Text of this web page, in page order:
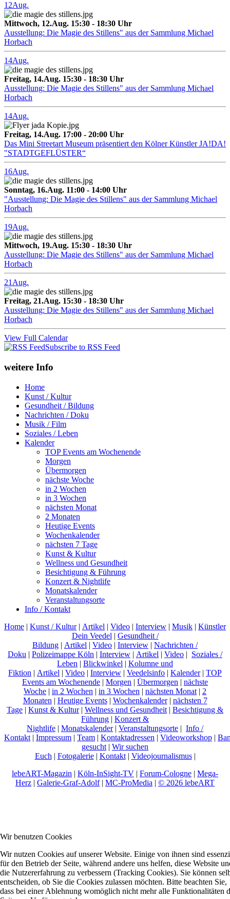
12Aug.
Mittwoch, 12.Aug. 15:30 - 18:30 Uhr
Ausstellung: Die Magie des Stillens" aus der Sammlung Michael
Horbach
14Aug.
Freitag, 14.Aug. 15:30 - 18:30 Uhr
Ausstellung: Die Magie des Stillens" aus der Sammlung Michael
Horbach
14Aug.
Freitag, 14.Aug. 17:00 - 20:00 Uhr
Das Mini Streetart Museum präsentiert den Kölner Künstler JA!DA!
"STADTGEFLÜSTER“
16Aug.
Sonntag, 16.Aug. 11:00 - 14:00 Uhr
"Ausstellung: Die Magie des Stillens" aus der Sammlung Michael
Horbach
19Aug.
Mittwoch, 19.Aug. 15:30 - 18:30 Uhr
Ausstellung: Die Magie des Stillens" aus der Sammlung Michael
Horbach
21 Aug.
Freitag, 21.Aug. 15:30 - 18:30 Uhr
Ausstellung: Die Magie des Stillens" aus der Sammlung Michael
Horbach
View Full Calendar
Subscribe to RSS Feed
weitere Info
Home
Kunst / Kultur
Gesundheit / Bildung
Nachrichten / Doku
Musik / Film
Soziales / Leben
Kalender
TOP Events am Wochenende
Morgen
Übermorgen
nächste Woche
in 2 Wochen
in 3 Wochen
nächsten Monat
2 Monaten
Heutige Events
Wochenkalender
nächsten 7 Tage
Kunst & Kultur
Wellness und Gesundheit
Besichtigung & Führung
Konzert & Nightlife
Monatskalender
Veranstaltungsorte
Info / Kontakt
Home | Kunst / Kultur| Artikel | Video | Interview | Musik | Künstler
Dein Veedel | Gesundheit /
Bildung | Artikel | Video | Interview | Nachrichten /
Doku | Polizeimappe Köln | Interview | Artikel | Video | Soziales /
Leben | Blickwinkel | Kolumne und
Fiktion | Artikel | Video | Interview | Veedelsinfo | Kalender| TOP
Events am Wochenende | Morgen | Übermorgen | nächste
Woche | in 2 Wochen | in 3 Wochen | nächsten Monat | 2
Monaten | Heutige Events| Wochenkalender| nächsten 7
Tage | Kunst & Kultur| Wellness und Gesundheit | Besichtigung &
Führung | Konzert &
Nightlife | Monatskalender| Veranstaltungsorte | Info /
Kontakt | Impressum | Team | Kontaktadressen | Videoworkshop |
gesucht | Wir suchen
Euch | Fotogalerie| Kontakt| Videojournalismus|
lebeART-Magazin | Köln-InSight-TV | Forum-Cologne | Mega-
Herz | Galerie-Graf-Adolf| MC-ProMedia | © 2026 lebeART
Wir benutzen Cookies
Wir nutzen Cookies auf unserer Website. Einige von ihnen sind
für den Betrieb der Seite, während andere uns helfen, diese Website
die Nutzererfahrung zu verbessern (Tracking Cookies). Sie können
entscheiden, ob Sie die Cookies zulassen möchten. Bitte beachten Sie,
dass bei einer Ablehnung womöglich nicht mehr alle Funktionalitäten